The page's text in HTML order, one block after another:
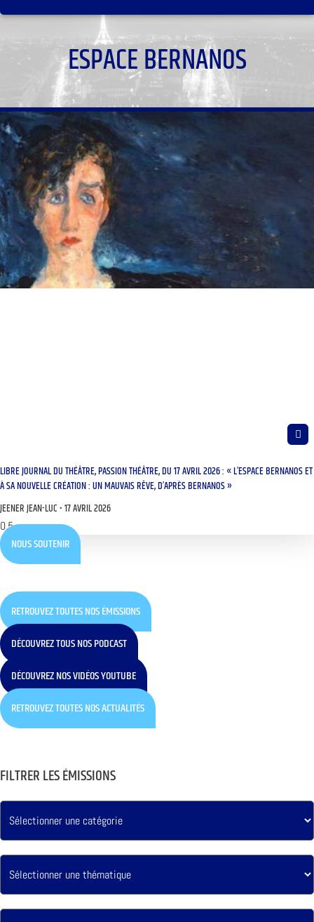
ESPACE BERNANOS
LIBRE JOURNAL DU THÉÂTRE, PASSION THÉÂTRE, DU 17 AVRIL 2026 : « L’ESPACE BERNANOS ET
À SA NOUVELLE CRÉATION : UN MAUVAIS RÊVE, D’APRÈS BERNANOS »
JEENER JEAN-LUC 17 AVRIL 2026
NOUS SOUTENIR
RETROUVEZ TOUTES NOS ÉMISSIONS
DÉCOUVREZ TOUS NOS PODCAST
DÉCOUVREZ NOS VIDÉOS YOUTUBE
RETROUVEZ TOUTES NOS ACTUALITÉS
FILTRER LES ÉMISSIONS